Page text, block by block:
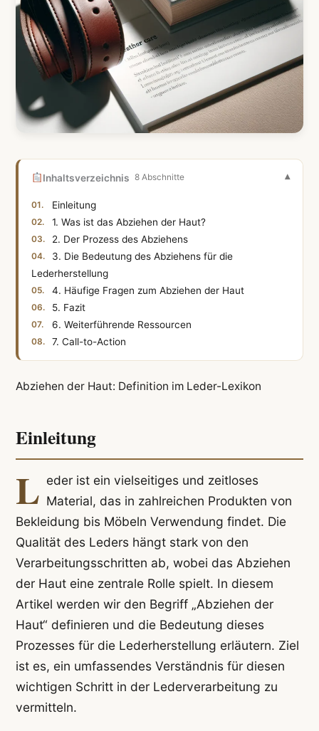
Inhaltsverzeichnis 8 Abschnitte
Einleitung
1. Was ist das Abziehen der Haut?
2. Der Prozess des Abziehens
3. Die Bedeutung des Abziehens für die
Lederherstellung
4. Häufige Fragen zum Abziehen der Haut
5. Fazit
6. Weiterführende Ressourcen
7. Call-to-Action
Abziehen der Haut: Definition im Leder-Lexikon
Einleitung
L eder ist ein vielseitiges und zeitloses
Material, das in zahlreichen Produkten von
Bekleidung bis Möbeln Verwendung findet. Die
Qualität des Leders hängt stark von den
Verarbeitungsschritten ab, wobei das Abziehen
der Haut eine zentrale Rolle spielt. In diesem
Artikel werden wir den Begriff „Abziehen der
Haut“ definieren und die Bedeutung dieses
Prozesses für die Lederherstellung erläutern. Ziel
ist es, ein umfassendes Verständnis für diesen
wichtigen Schritt in der Lederverarbeitung zu
vermitteln.